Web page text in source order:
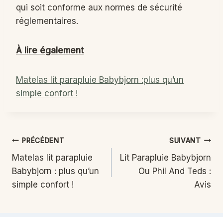
qui soit conforme aux normes de sécurité
réglementaires.
À lire également
Matelas lit parapluie Babybjorn :plus qu’un
simple confort !
Navigation
de
l’article
PRÉCÉDENT
Matelas lit parapluie
Babybjorn : plus qu’un
simple confort !
SUIVANT
Lit Parapluie Babybjorn
Ou Phil And Teds :
Avis